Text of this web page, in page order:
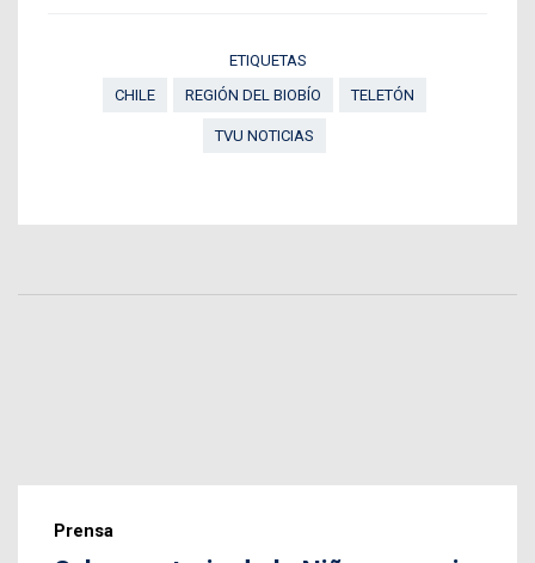
ETIQUETAS
CHILE
REGIÓN DEL BIOBÍO TELETÓN
TVU NOTICIAS
Prensa